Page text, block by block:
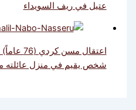
عتيل في ريف السويداء
اعتقال
شخص يقيم في منزل عائلته